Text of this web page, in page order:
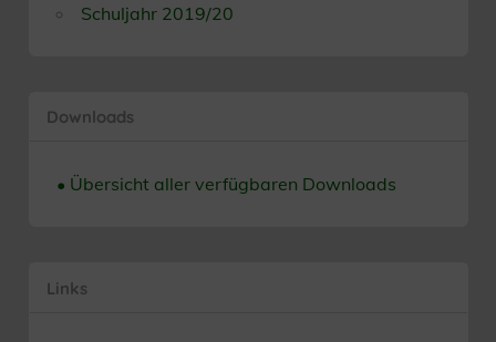
Schuljahr 2019/20
Downloads
• Übersicht aller verfügbaren Downloads
Links